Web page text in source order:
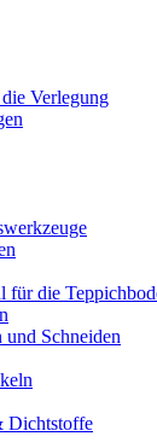
Verlegung
für die
Schneiden
Dichtstoffe